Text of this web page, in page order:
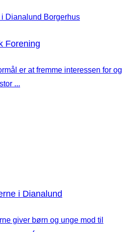
Forening
er at fremme interessen for og
...
i Dianalund
giver børn og unge mod til